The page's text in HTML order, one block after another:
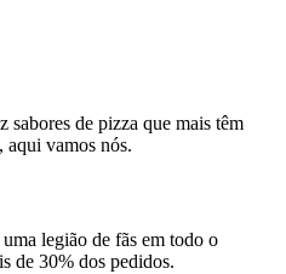
sabores de pizza que mais têm
aqui vamos nós.
legião de fãs em todo o
de 30% dos pedidos.